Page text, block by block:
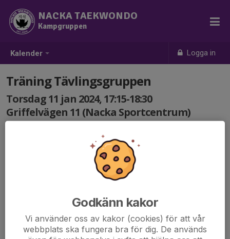
Kalender Logga in
NACKA TAEKWONDO
Kampgruppen
Träning Tävlingsgruppen
Torsdag 11 jan 2024, 17:15-18:30
Griffelvägen 11 (Nacka Sportcentrum)
Teknikträning på mitts (inga skydd behövs).
Viktigt att alla svarar på kallelsen!
Godkänn kakor
Vi använder oss av kakor (cookies) för att vår
webbplats ska fungera bra för dig. De används